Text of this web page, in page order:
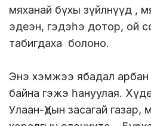
мяханай бүхы зүйлнүүд ,
эдеэн, гэдэһэ дотор, ой
табигдаха болоно.
Энэ хэмжээ ябадал
байна гэжэ һануулая.
Улаан-Үдын засагай